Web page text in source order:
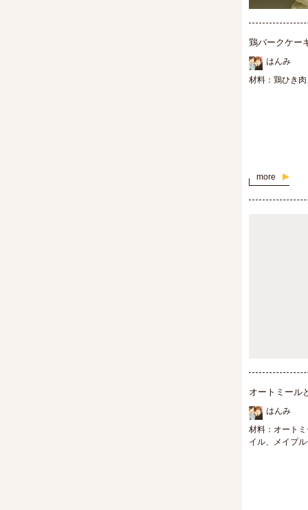
鶏バークケー
はんみ
材料：鶏ひき
more
オートミール
はんみ
材料：オート
イル、メイプ